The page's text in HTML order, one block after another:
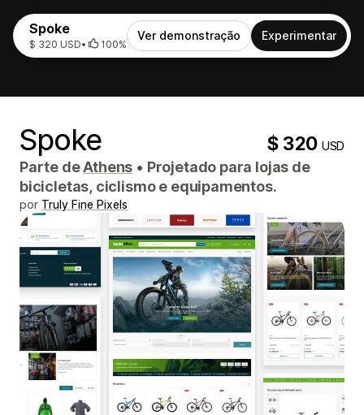
Spoke
$ 320 USD• 100%
Ver demonstração Experimentar
Spoke $ 320USD
Parte deAthens • Projetado para lojas de
bicicletas, ciclismo e equipamentos.
por Truly Fine Pixels